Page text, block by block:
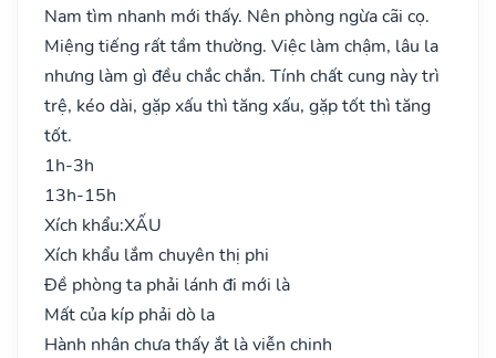
Nam tìm nhanh mới thấy. Nên phòng ngừa cãi cọ.
Miệng tiếng rất tầm thường. Việc làm chậm, lâu la
nhưng làm gì đều chắc chắn. Tính chất cung này trì
trệ, kéo dài, gặp xấu thì tăng xấu, gặp tốt thì tăng
tốt.
1h-3h
13h-15h
Xích khẩu:XẤU
Xích khẩu lắm chuyên thị phi
Đề phòng ta phải lánh đi mới là
Mất của kíp phải dò la
Hành nhân chưa thấy ắt là viễn chinh